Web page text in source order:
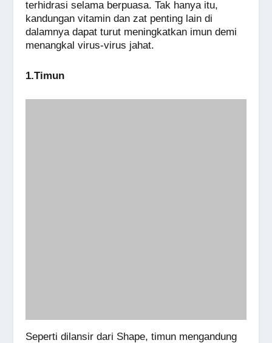
terhidrasi selama berpuasa. Tak hanya itu,
kandungan vitamin dan zat penting lain di
dalamnya dapat turut meningkatkan imun demi
menangkal virus-virus jahat.
1.Timun
Seperti dilansir dari Shape, timun mengandung